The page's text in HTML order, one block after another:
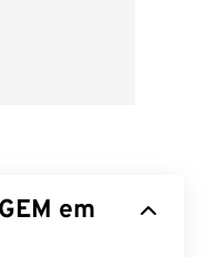
em